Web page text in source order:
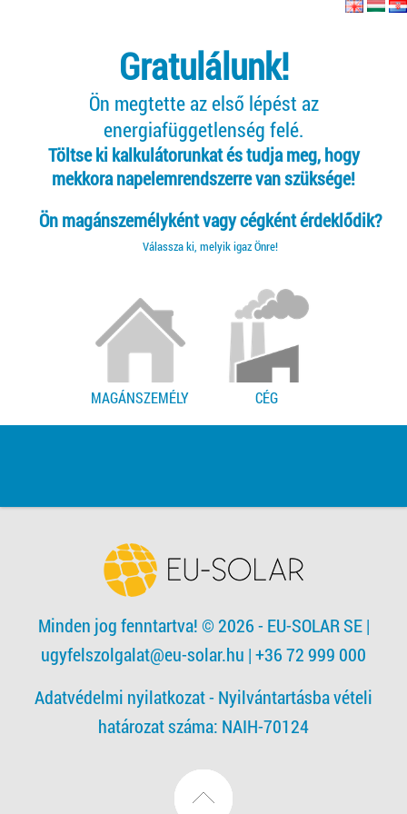
Gratulálunk!
Ön megtette az első lépést az
energiafüggetlenség felé.
Töltse ki kalkulátorunkat és tudja meg, hogy
mekkora napelemrendszerre van szüksége!
Ön magánszemélyként vagy cégként érdeklődik?
Válassza ki, melyik igaz Önre!
MAGÁNSZEMÉLY CÉG
Minden jog fenntartva! © 2026 - EU-SOLAR SE|
ugyfelszolgalat@eu-solar.hu | +36 72 999 000
Adatvédelmi nyilatkozat - Nyilvántartásba vételi
határozat száma: NAIH-70124